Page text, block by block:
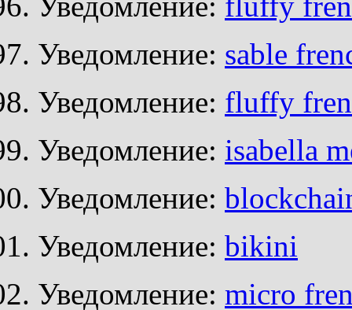
Уведомление: sable
Уведомление: fluffy
Уведомление: isabella
Уведомление:
Уведомление: bikini
Уведомление: micro